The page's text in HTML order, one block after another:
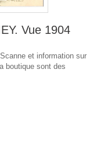
Vue 1904
et information sur
boutique sont des